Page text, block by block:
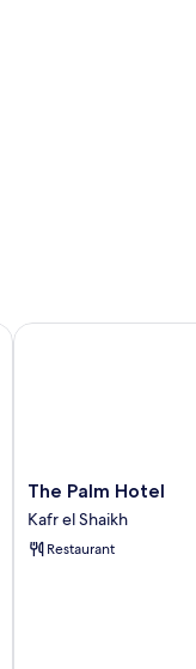
The
Palm
Hotel
Kafr
The Palm Hotel
Kafr el Shaikh
Restaurant
The Palm Hotel